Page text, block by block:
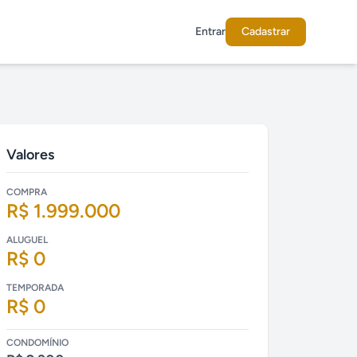
Entrar Cadastrar
Valores
COMPRA
R$ 1.999.000
ALUGUEL
R$ 0
TEMPORADA
R$ 0
CONDOMÍNIO